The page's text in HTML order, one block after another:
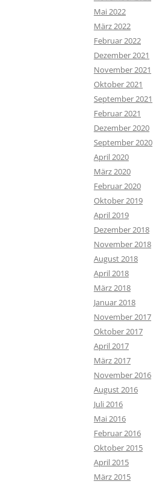
Mai 2022
März 2022
Februar 2022
Dezember 2021
November 2021
Oktober 2021
September 2021
Februar 2021
Dezember 2020
September 2020
April 2020
März 2020
Februar 2020
Oktober 2019
April 2019
Dezember 2018
November 2018
August 2018
April 2018
März 2018
Januar 2018
November 2017
Oktober 2017
April 2017
März 2017
November 2016
August 2016
Juli 2016
Mai 2016
Februar 2016
Oktober 2015
April 2015
März 2015